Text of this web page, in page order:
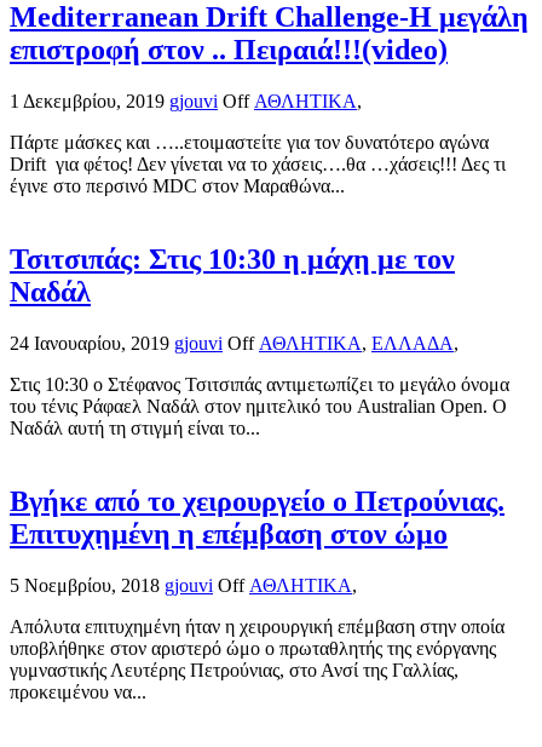
Mediterranean Drift Challenge-Η μεγάλη
επιστροφή στον .. Πειραιά!!!(video)
1 Δεκεμβρίου, 2019 gjouvi Off ΑΘΛΗΤΙΚΑ,
Πάρτε μάσκες και …..ετοιμαστείτε για τον δυνατότερο αγώνα
Drift για φέτος! Δεν γίνεται να το χάσεις….θα …χάσεις!!! Δες τι
έγινε στο περσινό MDC στον Μαραθώνα...
Τσιτσιπάς: Στις 10:30 η μάχη με τον
Ναδάλ
24 Ιανουαρίου, 2019 gjouvi Off ΑΘΛΗΤΙΚΑ, ΕΛΛΑΔΑ,
Στις 10:30 ο Στέφανος Τσιτσιπάς αντιμετωπίζει το μεγάλο όνομα
του τένις Ράφαελ Ναδάλ στον ημιτελικό του Australian Open. Ο
Ναδάλ αυτή τη στιγμή είναι το...
Βγήκε από το χειρουργείο ο Πετρούνιας.
Επιτυχημένη η επέμβαση στον ώμο
5 Νοεμβρίου, 2018 gjouvi Off ΑΘΛΗΤΙΚΑ,
Απόλυτα επιτυχημένη ήταν η χειρουργική επέμβαση στην οποία
υποβλήθηκε στον αριστερό ώμο ο πρωταθλητής της ενόργανης
γυμναστικής Λευτέρης Πετρούνιας, στο Ανσί της Γαλλίας,
προκειμένου να...